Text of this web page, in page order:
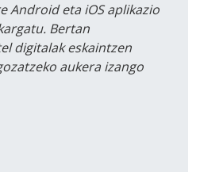
Android eta iOS aplikazio
Bertan
digitalak eskaintzen
aukera izango